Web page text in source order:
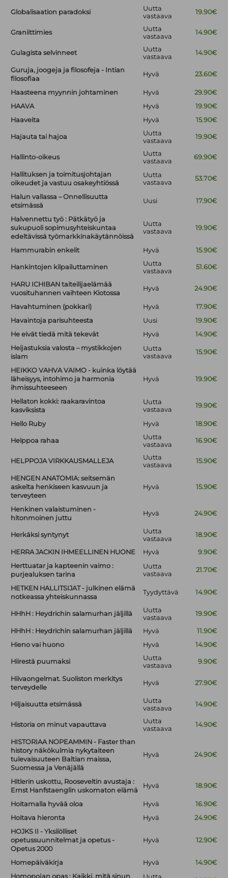
Globalisaation paradoksi
Uutta
vastaava
19.90€
Graniittimies
Uutta
vastaava
14.90€
Gulagista selvinneet
Uutta
vastaava
14.90€
Guruja, joogeja ja filosofeja - Intian
filosofiaa
Hyvä 23.60€
Haasteena myynnin johtaminen Hyvä
29.90€
HAAVA
Hyvä
19.90€
Haaveita
Hyvä 15.90€
Hajauta tai hajoa
Uutta
vastaava
19.90€
Hallinto-oikeus
Uutta
vastaava
69.90€
Hallituksen ja toimitusjohtajan
oikeudet ja vastuu osakeyhtiössä
Uutta
vastaava
53.70€
Halun vallassa – Onnellisuutta
etsimässä
Uusi 17.90€
Halvennettu työ : Pätkätyö ja
sukupuoli sopimusyhteiskuntaa
edeltävissä työmarkkinakäytännöissä
Uutta
vastaava
19.90€
Hammurabin enkelit Hyvä 15.90€
Hankintojen kilpailuttaminen
Uutta
vastaava
51.60€
HARU ICHIBAN taiteilijaelämää
vuosituhannen vaihteen Kiotossa
Hyvä 24.90€
Havahtuminen (pokkari) Hyvä
17.90€
Havaintoja parisuhteesta
Uusi
19.90€
He eivät tiedä mitä tekevät
Hyvä
14.90€
Heijastuksia valosta – mystikkojen
islam
Uutta
vastaava
15.90€
HEIKKO VAHVA VAIMO - kuinka löytää
läheisyys, intohimo ja harmonia
ihmissuhteeseen
Hyvä 19.90€
Hellaton kokki: raakaravintoa
kasviksista
Uutta
vastaava
19.90€
Hello Ruby Hyvä 18.90€
Helppoa rahaa
Uutta
vastaava
16.90€
HELPPOJA VIRKKAUSMALLEJA
Uutta
vastaava
15.90€
HENGEN ANATOMIA: seitsemän
askelta henkiseen kasvuun ja
terveyteen
Hyvä 15.90€
Henkinen valaistuminen -
hitonmoinen juttu
Hyvä 24.90€
Herkäksi syntynyt
Uutta
vastaava
18.90€
HERRA JACKIN IHMEELLINEN HUONE Hyvä
9.90€
Herttuatar ja kapteenin vaimo :
purjealuksen tarina
Uutta
vastaava
21.70€
HETKEN HALLITSIJAT - julkinen elämä
notkeassa yhteiskunnassa
Tyydyttävä 14.90€
HHhH : Heydrichin salamurhan jäljillä
Uutta
vastaava
19.90€
HHhH : Heydrichin salamurhan jäljillä Hyvä
11.90€
Hieno vai huono
Hyvä 14.90€
Hiirestä puumaksi
Uutta
vastaava
9.90€
Hiivaongelmat. Suoliston merkitys
terveydelle
Hyvä 27.90€
Hiljaisuutta etsimässä
Uutta
vastaava
14.90€
Historia on minut vapauttava
Uutta
vastaava
14.90€
HISTORIAA NOPEAMMIN - Faster than
history näkökulmia nykytaiteen
tulevaisuuteen Baltian maissa,
Suomessa ja Venäjällä
Hyvä 24.90€
Hitlerin uskottu, Rooseveltin avustaja :
Ernst Hanfstaenglin uskomaton elämä
Hyvä 18.90€
Hoitamalla hyvää oloa Hyvä
16.90€
Hoitava hieronta
Hyvä
24.90€
HOJKS II - Yksilölliset
opetussuunnitelmat ja opetus -
Opetus 2000
Hyvä 12.90€
Homepäiväkirja Hyvä
14.90€
Homopojan opas : Kaikki, mitä sinun